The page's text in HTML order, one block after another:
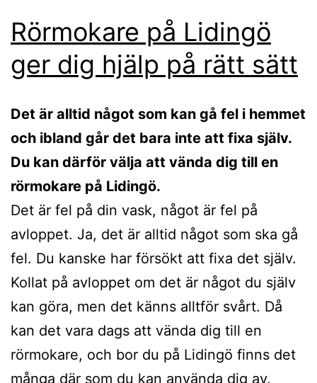
Rörmokare på Lidingö
ger dig hjälp på rätt sätt
Det är alltid något som kan gå fel i hemmet
och ibland går det bara inte att fixa själv.
Du kan därför välja att vända dig till en
rörmokare på Lidingö.
Det är fel på din vask, något är fel på
avloppet. Ja, det är alltid något som ska gå
fel. Du kanske har försökt att fixa det själv.
Kollat på avloppet om det är något du själv
kan göra, men det känns alltför svårt. Då
kan det vara dags att vända dig till en
rörmokare, och bor du på Lidingö finns det
många där som du kan använda dig av.